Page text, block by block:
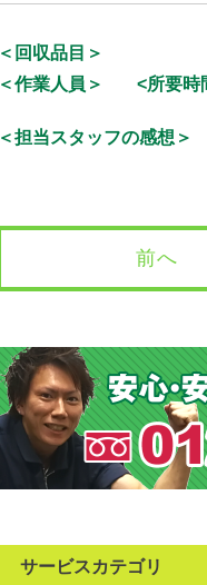
＜回収品目＞
＜作業人員＞
<所要時
＜担当スタッフの感想＞
前へ
サービスカテゴリ